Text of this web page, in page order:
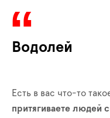
Водолей
Есть в вас что-то
притягиваете людей